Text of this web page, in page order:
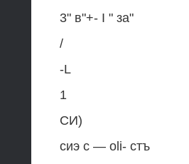
3" в"+- I " за"
/
-L
1
СИ)
сиэ с — oli- стъ